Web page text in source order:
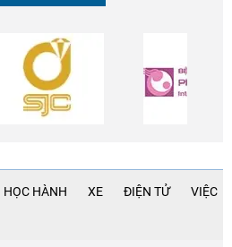
HỌC HÀNH XE ĐIỆN TỬ VIỆC